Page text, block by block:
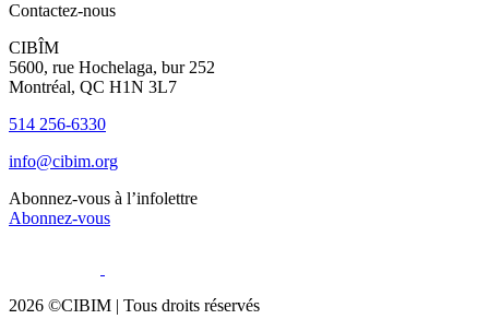
Contactez-nous
CIBÎM
5600, rue Hochelaga, bur 252
Montréal, QC H1N 3L7
514 256-6330
info@cibim.org
Abonnez-vous à l’infolettre
Abonnez-vous
2026 ©CIBIM | Tous droits réservés